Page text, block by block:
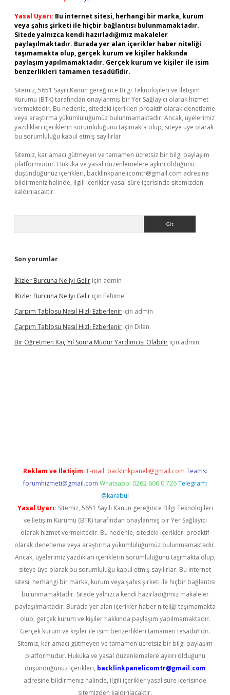
Yasal Uyarı: Bu internet sitesi, herhangi bir marka, kurum
veya şahıs şirketi ile hiçbir bağlantısı bulunmamaktadır.
Sitede yalnızca kendi hazırladığımız makaleler
paylaşılmaktadır. Burada yer alan içerikler haber niteliği
taşımamakta olup, gerçek kurum ve kişiler hakkında
paylaşım yapılmamaktadır. Gerçek kurum ve kişiler ile isim
benzerlikleri tamamen tesadüfidir.
Sitemiz, 5651 Sayılı Kanun gereğince Bilgi Teknolojileri ve İletişim
Kurumu (BTK) tarafından onaylanmış bir Yer Sağlayıcı olarak hizmet
vermektedir. Bu nedenle, sitedeki içerikleri proaktif olarak denetleme
veya araştırma yükümlülüğümüz bulunmamaktadır. Ancak, üyelerimiz
yazdıkları içeriklerin sorumluluğunu taşımakta olup, siteye üye olarak
bu sorumluluğu kabul etmiş sayılırlar.
Sitemiz, kar amacı gütmeyen ve tamamen ücretsiz bir bilgi paylaşım
platformudur. Hukuka ve yasal düzenlemelere aykırı olduğunu
düşündüğünüz içerikleri, backlinkpanelicomtr@gmail.com adresine
bildirmeniz halinde, ilgili içerikler yasal süre içerisinde sitemizden
kaldırılacaktır.
Son yorumlar
İKizler Burcuna Ne Iyi Gelir için admin
İKizler Burcuna Ne Iyi Gelir için Fehime
Çarpım Tablosu Nasıl Hızlı Ezberlenir için admin
Çarpım Tablosu Nasıl Hızlı Ezberlenir için Dilan
Bir Öğretmen Kaç Yıl Sonra Müdür Yardımcısı Olabilir için admin
Reklam ve İletişim: E-mail: backlinkpaneli@gmail.com Teams:
forumhizmeti@gmail.com Whatsapp: 0262 606 0 726 Telegram:
@karabul
Yasal Uyarı: Sitemiz, 5651 Sayılı Kanun gereğince Bilgi Teknolojileri
ve İletişim Kurumu (BTK) tarafından onaylanmış bir Yer Sağlayıcı
olarak hizmet vermektedir. Bu nedenle, sitedeki içerikleri proaktif
olarak denetleme veya araştırma yükümlülüğümüz bulunmamaktadır.
Ancak, üyelerimiz yazdıkları içeriklerin sorumluluğunu taşımakta olup,
siteye üye olarak bu sorumluluğu kabul etmiş sayılırlar. Bu internet
sitesi, herhangi bir marka, kurum veya şahıs şirketi ile hiçbir bağlantısı
bulunmamaktadır. Sitede yalnızca kendi hazırladığımız makaleler
paylaşılmaktadır. Burada yer alan içerikler haber niteliği taşımamakta
olup, gerçek kurum ve kişiler hakkında paylaşım yapılmamaktadır.
Gerçek kurum ve kişiler ile isim benzerlikleri tamamen tesadüfidir.
Sitemiz, kar amacı gütmeyen ve tamamen ücretsiz bir bilgi paylaşım
platformudur. Hukuka ve yasal düzenlemelere aykırı olduğunu
düşündüğünüz içerikleri, backlinkpanelicomtr@gmail.com
adresine bildirmeniz halinde, ilgili içerikler yasal süre içerisinde
sitemizden kaldırılacaktır.